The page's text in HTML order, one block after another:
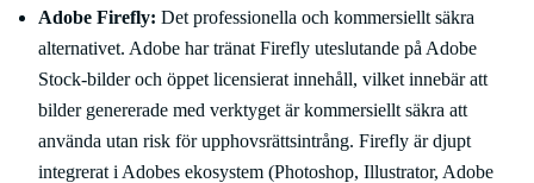
Adobe Firefly: Det professionella och kommersiellt säkra
alternativet. Adobe har tränat Firefly uteslutande på Adobe
Stock-bilder och öppet licensierat innehåll, vilket innebär att
bilder genererade med verktyget är kommersiellt säkra att
använda utan risk för upphovsrättsintrång. Firefly är djupt
integrerat i Adobes ekosystem (Photoshop, Illustrator, Adobe